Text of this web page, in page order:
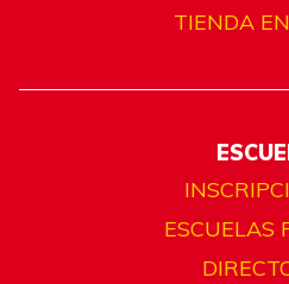
TIENDA
ESCUELAS